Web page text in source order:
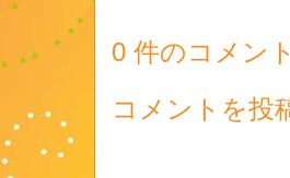
0 件のコメン
コメントを投